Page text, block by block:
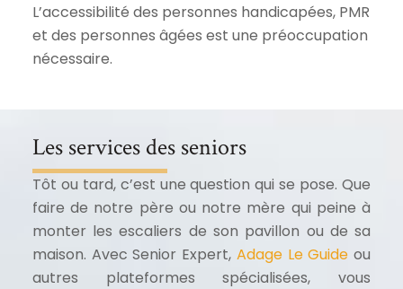
L’accessibilité des personnes handicapées, PMR
et des personnes âgées est une préoccupation
nécessaire.
Les services des seniors
Tôt ou tard, c’est une question qui se pose. Que
faire de notre père ou notre mère qui peine à
monter les escaliers de son pavillon ou de sa
maison. Avec Senior Expert, Adage Le Guide ou
autres plateformes spécialisées, vous